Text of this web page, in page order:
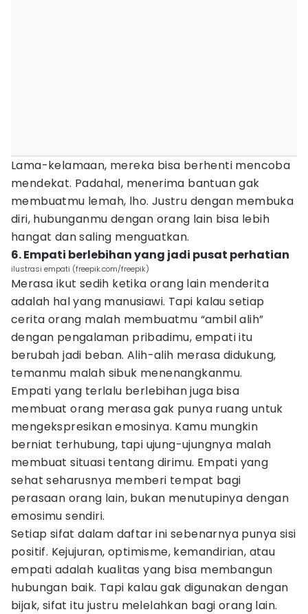
Lama-kelamaan, mereka bisa berhenti mencoba
mendekat. Padahal, menerima bantuan gak
membuatmu lemah, lho. Justru dengan membuka
diri, hubunganmu dengan orang lain bisa lebih
hangat dan saling menguatkan.
6. Empati berlebihan yang jadi pusat perhatian
ilustrasi empati (freepik.com/freepik)
Merasa ikut sedih ketika orang lain menderita
adalah hal yang manusiawi. Tapi kalau setiap
cerita orang malah membuatmu “ambil alih”
dengan pengalaman pribadimu, empati itu
berubah jadi beban. Alih-alih merasa didukung,
temanmu malah sibuk menenangkanmu.
Empati yang terlalu berlebihan juga bisa
membuat orang merasa gak punya ruang untuk
mengekspresikan emosinya. Kamu mungkin
berniat terhubung, tapi ujung-ujungnya malah
membuat situasi tentang dirimu. Empati yang
sehat seharusnya memberi tempat bagi
perasaan orang lain, bukan menutupinya dengan
emosimu sendiri.
Setiap sifat dalam daftar ini sebenarnya punya sisi
positif. Kejujuran, optimisme, kemandirian, atau
empati adalah kualitas yang bisa membangun
hubungan baik. Tapi kalau gak digunakan dengan
bijak, sifat itu justru melelahkan bagi orang lain.